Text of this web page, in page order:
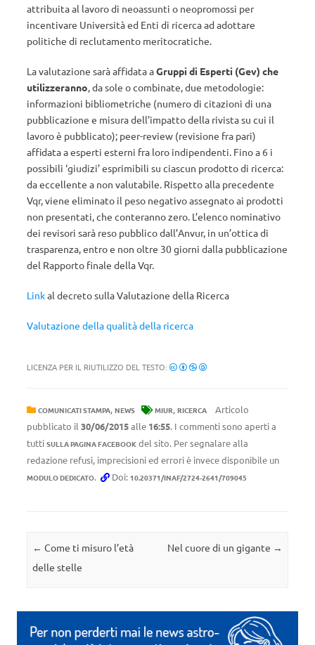
attribuita al lavoro di neoassunti o neopromossi per
incentivare Università ed Enti di ricerca ad adottare
politiche di reclutamento meritocratiche.
La valutazione sarà affidata aGruppi di Esperti (Gev) che
utilizzeranno, da sole o combinate, due metodologie:
informazioni bibliometriche (numero di citazioni di una
pubblicazione e misura dell’impatto della rivista su cui il
lavoro è pubblicato); peer-review (revisione fra pari)
affidata a esperti esterni fra loro indipendenti. Fino a 6 i
possibili ‘giudizi’ esprimibili su ciascun prodotto di ricerca:
da eccellente a non valutabile. Rispetto alla precedente
Vqr, viene eliminato il peso negativo assegnato ai prodotti
non presentati, che conteranno zero. L’elenco nominativo
dei revisori sarà reso pubblico dall’Anvur, in un’ottica di
trasparenza, entro e non oltre 30 giorni dalla pubblicazione
del Rapporto finale della Vqr.
Linkal decreto sulla Valutazione della Ricerca
Valutazione della qualità della ricerca
LICENZA PER IL RIUTILIZZO DEL TESTO:
COMUNICATI STAMPA, NEWS MIUR, RICERCA
Articolo
pubblicato il 30/06/2015alle 16:55. I commenti sono aperti a
tutti SULLA PAGINA FACEBOOK del sito. Per segnalare alla
redazione refusi, imprecisioni ed errori è invece disponibile un
MODULO DEDICATO. Doi: 10.20371/INAF/2724-2641/709045
Navigazione articolo
← Come ti misuro l’età
delle stelle
Nel cuore di un gigante →